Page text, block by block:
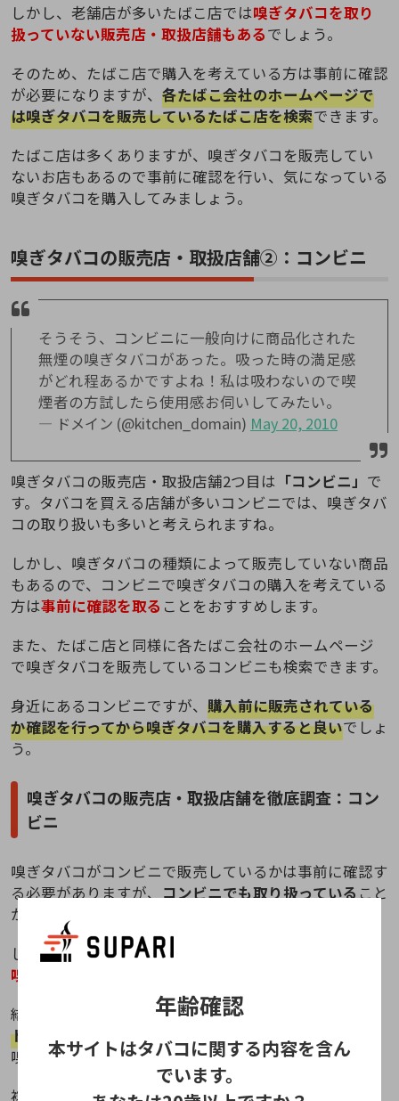
しかし、老舗店が多いたばこ店では嗅ぎタバコを取り
扱っていない販売店・取扱店舗もあるでしょう。
そのため、たばこ店で購入を考えている方は事前に確認
が必要になりますが、 各たばこ会社のホームページで
は嗅ぎタバコを販売しているたばこ店を検索できます。
たばこ店は多くありますが、嗅ぎタバコを販売してい
ないお店もあるので事前に確認を行い、気になっている
嗅ぎタバコを購入してみましょう。
嗅ぎタバコの販売店・取扱店舗②：コンビニ
そうそう、コンビニに一般向けに商品化された
無煙の嗅ぎタバコがあった。吸った時の満足感
がどれ程あるかですよね！私は吸わないので喫
煙者の方試したら使用感お伺いしてみたい。
— ドメイン (@kitchen_domain) May 20, 2010
嗅ぎタバコの販売店・取扱店舗2つ目は 「コンビニ」 で
す。タバコを買える店舗が多いコンビニでは、嗅ぎタバ
コの取り扱いも多いと考えられますね。
しかし、嗅ぎタバコの種類によって販売していない商品
もあるので、コンビニで嗅ぎタバコの購入を考えている
方は事前に確認を取る ことをおすすめします。
また、たばこ店と同様に各たばこ会社のホームページ
で嗅ぎタバコを販売しているコンビニも検索できます。
身近にあるコンビニですが、 購入前に販売されている
か確認を行ってから嗅ぎタバコを購入すると良いでしょ
う。
嗅ぎタバコの販売店・取扱店舗を徹底調査：コン
ビニ
嗅ぎタバコがコンビニで販売しているかは事前に確認す
る必要がありますが、 コンビニでも取り扱っている こと
が分かりましたね。
しかし、複数あるコンビニの中で
嗅ぎタバコが買えるのか
結論から言うと
「セブンイレブン」「ファミリーマー
ト」「セイコーマート」の3店
嗅ぎタバコの種類は限られています。
複数のコンビニへ調査を行い結果をまとめましたので、
年齢確認
本サイトはタバコに関する内容を含ん
でいます。